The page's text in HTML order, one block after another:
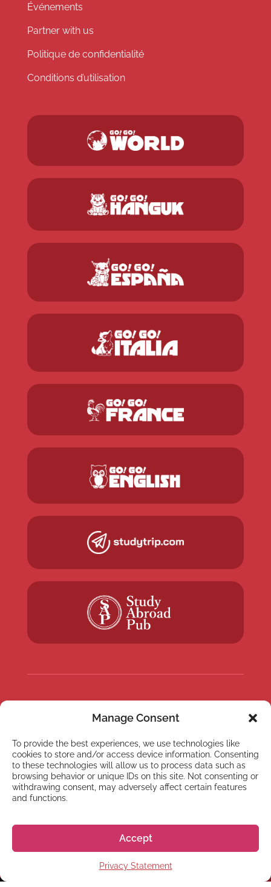
Manage Consent
To provide the best experiences, we use technologies like
cookies to store and/or access device information. Consenting
to these technologies will allow us to process data such as
browsing behavior or unique IDs on this site. Not consenting or
withdrawing consent, may adversely affect certain features
and functions.
Accept
Privacy Statement
Événements
Partner with us
Politique de confidentialité
Conditions d’utilisation
Abonnez-vous à notre
Newsletter